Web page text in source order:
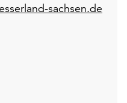
sachsen.de